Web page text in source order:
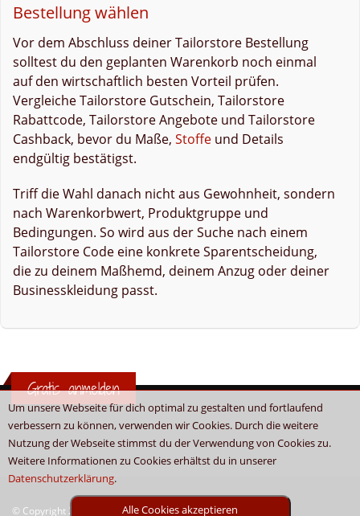
Um unsere Webseite für dich optimal zu gestalten und fortlaufend
verbessern zu können, verwenden wir Cookies. Durch die weitere
Nutzung der Webseite stimmst du der Verwendung von Cookies zu.
Weitere Informationen zu Cookies erhältst du in unserer
Datenschutzerklärung.
Alle Cookies akzeptieren
Bestellung wählen
Vor dem Abschluss deiner Tailorstore Bestellung
solltest du den geplanten Warenkorb noch einmal
auf den wirtschaftlich besten Vorteil prüfen.
Vergleiche Tailorstore Gutschein, Tailorstore
Rabattcode, Tailorstore Angebote und Tailorstore
Cashback, bevor du Maße, Stoffe und Details
endgültig bestätigst.
Triff die Wahl danach nicht aus Gewohnheit, sondern
nach Warenkorbwert, Produktgruppe und
Bedingungen. So wird aus der Suche nach einem
Tailorstore Code eine konkrete Sparentscheidung,
die zu deinem Maßhemd, deinem Anzug oder deiner
Businesskleidung passt.
Gratis anmelden
© Copyright 2026 - Boni.tv / Cashback & Gutscheine